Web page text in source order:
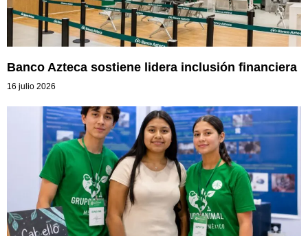
Banco Azteca sostiene lidera inclusión financiera
16 julio 2026